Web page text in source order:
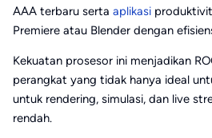
AAA terbaru serta aplikasi
Premiere atau Blender dengan
Kekuatan prosesor ini menjadikan
perangkat yang tidak hanya ideal
untuk rendering, simulasi, dan live
rendah.